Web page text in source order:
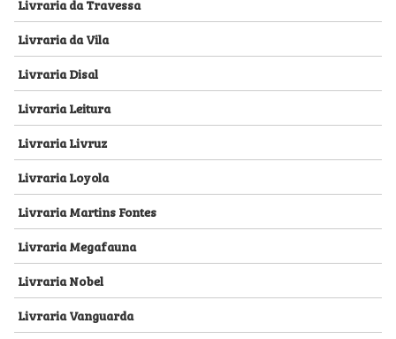
Livraria da Travessa
Livraria da Vila
Livraria Disal
Livraria Leitura
Livraria Livruz
Livraria Loyola
Livraria Martins Fontes
Livraria Megafauna
Livraria Nobel
Livraria Vanguarda